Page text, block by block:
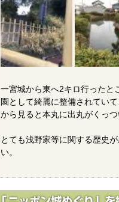
一宮城から東へ2キロ行ったと
園として綺麗に整備されてい
から見ると本丸に出丸がくっ
とても浅野家等に関する歴史
い。